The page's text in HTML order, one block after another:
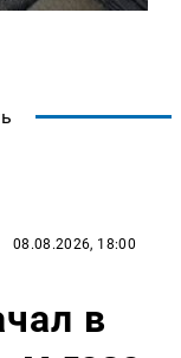
08.08.2026, 18:00
в